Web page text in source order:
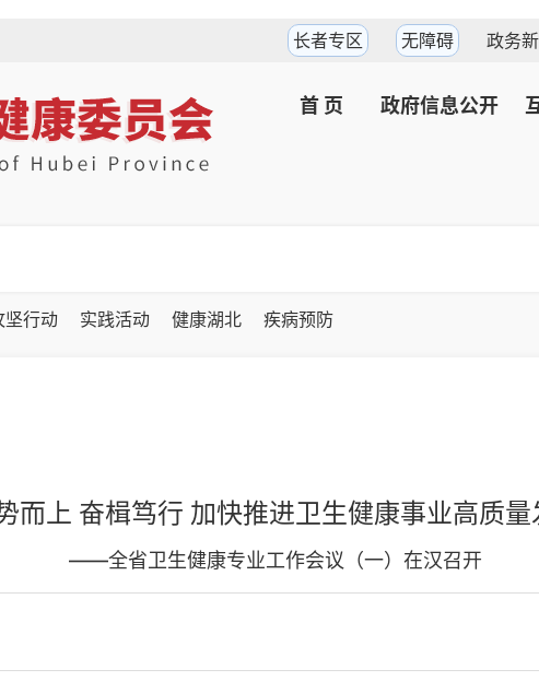
长者专区 无障碍 政务
首 页 政府信息公开
行动 实践活动 健康湖北 疾病预防
而上 奋楫笃行 加快推进卫生健康事业高质量
——全省卫生健康专业工作会议（一）在汉召开